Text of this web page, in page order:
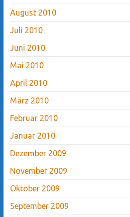
August 2010
Juli 2010
Juni 2010
Mai 2010
April 2010
März 2010
Februar 2010
Januar 2010
Dezember 2009
November 2009
Oktober 2009
September 2009